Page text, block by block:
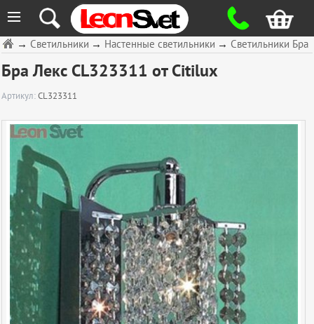
≡
→ Светильники Бра
→ Настенные светильники
→ Светильники
Бра Лекс CL323311 от Citilux
Артикул:CL323311